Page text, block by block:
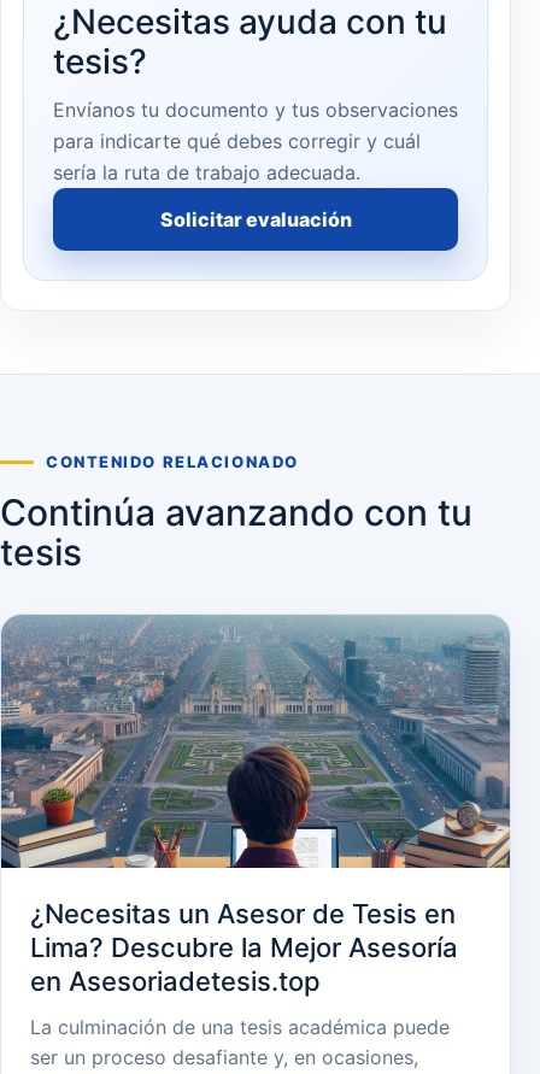
¿Necesitas ayuda con tu
tesis?
Envíanos tu documento y tus observaciones
para indicarte qué debes corregir y cuál
sería la ruta de trabajo adecuada.
Solicitar evaluación
CONTENIDO RELACIONADO
Continúa avanzando con tu
tesis
¿Necesitas un Asesor de Tesis en
Lima? Descubre la Mejor Asesoría
en Asesoriadetesis.top
La culminación de una tesis académica puede
ser un proceso desafiante y, en ocasiones,